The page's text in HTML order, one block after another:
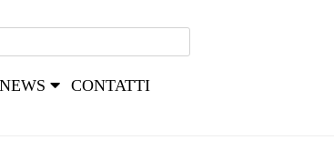
NEWS
CONTATTI